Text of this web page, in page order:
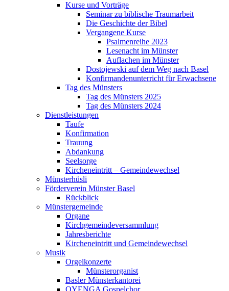
Kurse und Vorträge
Seminar zu biblische Traumarbeit
Die Geschichte der Bibel
Vergangene Kurse
Psalmenreihe 2023
Lesenacht im Münster
Auflachen im Münster
Dostojewski auf dem Weg nach Basel
Konfirmandenunterricht für Erwachsene
Tag des Münsters
Tag des Münsters 2025
Tag des Münsters 2024
Dienstleistungen
Taufe
Konfirmation
Trauung
Abdankung
Seelsorge
Kircheneintritt – Gemeindewechsel
Münsterhüsli
Förderverein Münster Basel
Rückblick
Münstergemeinde
Organe
Kirchgemeindeversammlung
Jahresberichte
Kircheneintritt und Gemeindewechsel
Musik
Orgelkonzerte
Münsterorganist
Basler Münsterkantorei